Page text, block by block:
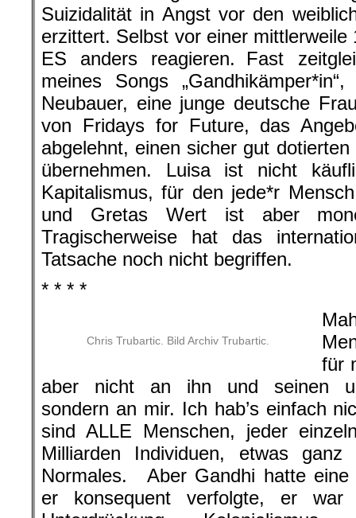
Suizidalität in Angst vor den
erzittert. Selbst vor einer
ES anders reagieren. Fast
meines Songs
Neubauer, eine junge deutsche
von Fridays for Future, das
abgelehnt, einen sicher gut
übernehmen. Luisa ist nicht
Kapitalismus, für den jede*r
und Gretas Wert ist aber
Tragischerweise hat das
Tatsache noch nicht begriffen.
* * * *
Chris Trubartic. Bild Archiv Trubartic.
für
aber nicht an ihn und seinen
sondern an mir. Ich hab’s einfach
sind ALLE Menschen, jeder
Milliarden Individuen, etwas ganz
Normales. Aber Gandhi hatte eine
er konsequent verfolgte, er war